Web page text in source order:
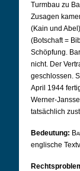
Turmbau zu
Zusagen
(Kain und
(Botschaft =
Schöpfung.
nicht. Der
geschlossen.
April 1944
Werner-
tatsächlich
Bedeutung:
englische